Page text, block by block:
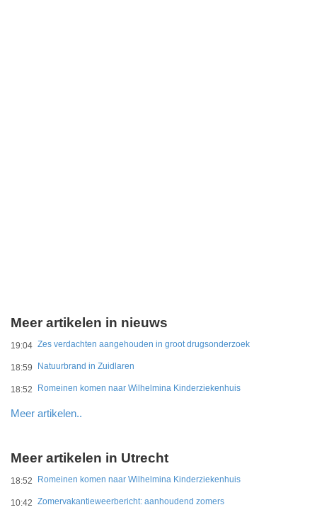
Meer artikelen in nieuws
19:04 Zes verdachten aangehouden in groot drugsonderzoek
18:59 Natuurbrand in Zuidlaren
18:52 Romeinen komen naar Wilhelmina Kinderziekenhuis
Meer artikelen..
Meer artikelen in Utrecht
18:52 Romeinen komen naar Wilhelmina Kinderziekenhuis
10:42 Zomervakantieweerbericht: aanhoudend zomers